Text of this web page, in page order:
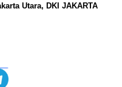
Utara, DKI JAKARTA